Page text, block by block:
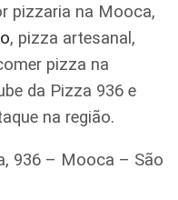
pizzaria na Mooca,
, pizza artesanal,
pizza na
da Pizza 936 e
na região.
936 – Mooca – São